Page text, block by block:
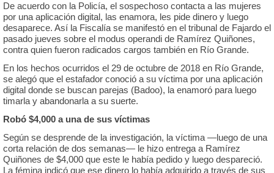
De acuerdo con la Policía, el sospechoso contacta a las mujeres
por una aplicación digital, las enamora, les pide dinero y luego
desaparece. Así la Fiscalía se manifestó en el tribunal de Fajardo el
pasado jueves sobre el modus operandi de Ramírez Quiñones,
contra quien fueron radicados cargos también en Río Grande.
En los hechos ocurridos el 29 de octubre de 2018 en Río Grande,
se alegó que el estafador conoció a su víctima por una aplicación
digital donde se buscan parejas (Badoo), la enamoró para luego
timarla y abandonarla a su suerte.
Robó $4,000 a una de sus víctimas
Según se desprende de la investigación, la víctima —luego de una
corta relación de dos semanas— le hizo entrega a Ramírez
Quiñones de $4,000 que este le había pedido y luego despareció.
La fémina indicó que ese dinero lo había adquirido a través de sus